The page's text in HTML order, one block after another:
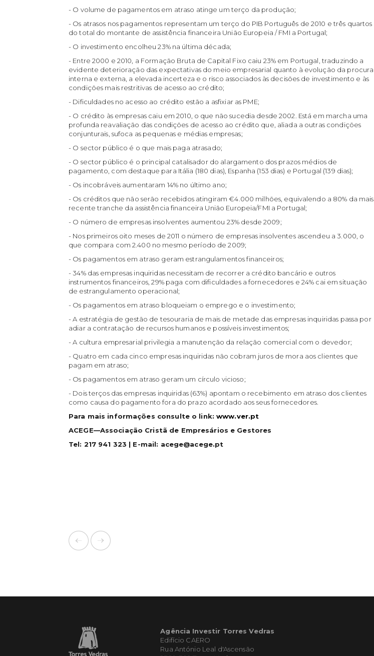
- O volume de pagamentos em atraso atinge um terço da produção;
- Os atrasos nos pagamentos representam um terço do PIB Português de 2010 e três quartos
do total do montante de assistência financeira União Europeia / FMI a Portugal;
- O investimento encolheu 23% na última década;
- Entre 2000 e 2010, a Formação Bruta de Capital Fixo caiu 23% em Portugal, traduzindo a
evidente deterioração das expectativas do meio empresarial quanto à evolução da procura
interna e externa, a elevada incerteza e o risco associados às decisões de investimento e às
condições mais restritivas de acesso ao crédito;
- Dificuldades no acesso ao crédito estão a asfixiar as PME;
- O crédito às empresas caiu em 2010, o que não sucedia desde 2002. Está em marcha uma
profunda reavaliação das condições de acesso ao crédito que, aliada a outras condições
conjunturais, sufoca as pequenas e médias empresas;
- O sector público é o que mais paga atrasado;
- O sector público é o principal catalisador do alargamento dos prazos médios de
pagamento, com destaque para Itália (180 dias), Espanha (153 dias) e Portugal (139 dias);
- Os incobráveis aumentaram 14% no último ano;
- Os créditos que não serão recebidos atingiram €4.000 milhões, equivalendo a 80% da mais
recente tranche da assistência financeira União Europeia/FMI a Portugal;
- O número de empresas insolventes aumentou 23% desde 2009;
- Nos primeiros oito meses de 2011 o número de empresas insolventes ascendeu a 3.000, o
que compara com 2.400 no mesmo período de 2009;
- Os pagamentos em atraso geram estrangulamentos financeiros;
- 34% das empresas inquiridas necessitam de recorrer a crédito bancário e outros
instrumentos financeiros, 29% paga com dificuldades a fornecedores e 24% cai em situação
de estrangulamento operacional;
- Os pagamentos em atraso bloqueiam o emprego e o investimento;
- A estratégia de gestão de tesouraria de mais de metade das empresas inquiridas passa por
adiar a contratação de recursos humanos e possíveis investimentos;
- A cultura empresarial privilegia a manutenção da relação comercial com o devedor;
- Quatro em cada cinco empresas inquiridas não cobram juros de mora aos clientes que
pagam em atraso;
- Os pagamentos em atraso geram um círculo vicioso;
- Dois terços das empresas inquiridas (63%) apontam o recebimento em atraso dos clientes
como causa do pagamento fora do prazo acordado aos seus fornecedores.
Para mais informações consulte o link:www.ver.pt
ACEGE—Associação Cristã de Empresários e Gestores
Tel: 217 941 323 | E-mail: acege@acege.pt
Agência Investir Torres Vedras
Edifício CAERO
Rua António Leal d'Ascensão